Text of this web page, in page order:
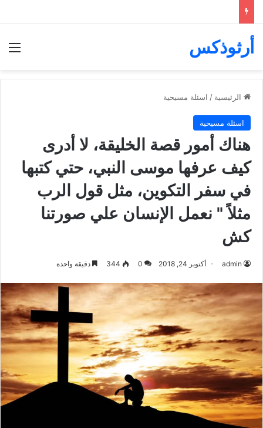
أرثوذكس
الرئيسية / اسئلة مسيحية
اسئلة مسيحية
هناك أمور قصة الخليقة، لا أدرى
كيف عرفها موسى النبي، حتي كتبها
في سفر التكوين، مثل قول الرب
مثلاً " نعمل الإنسان علي صورتنا
كش
admin أكتوبر 24, 2018 0
344 دقيقة واحدة